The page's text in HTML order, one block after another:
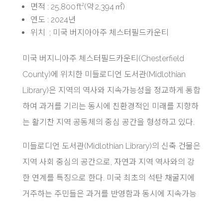
면적 : 25,800 ft²(약 2,394 ㎡)
연도 : 2024년
위치 ; 미국 버지아아주 체스터필드카운티
미국 버지니아주 체스터필드카운티(Chesterfield
County)에 위치한 미들로디언 도서관(Midlothian
Library)은 지역의 역사와 지속가능성을 정교하게 통합
하여 과거를 기리는 동시에 친환경적인 미래를 지향하
는 활기찬 지역 공동체의 중심 공간을 형성하고 있다.
미들로디언 도서관(Midlothian Library)의 신축 건물은
지역 사회 중심의 공간으로, 자연과 지역 역사와의 강
한 연계를 특징으로 한다. 미국 최초의 석탄 채굴지에
거주하는 주민들은 과거를 반영함과 동시에 지속가능